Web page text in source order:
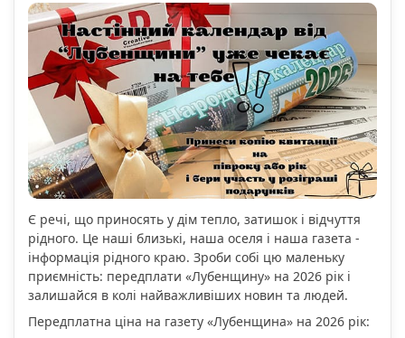
Є речі, що приносять у дім тепло, затишок і відчуття
рідного. Це наші близькі, наша оселя і наша газета -
інформація рідного краю. Зроби собі цю маленьку
приємність: передплати «Лубенщину» на 2026 рік і
залишайся в колі найважливіших новин та людей.
Передплатна ціна на газету «Лубенщина» на 2026 рік: